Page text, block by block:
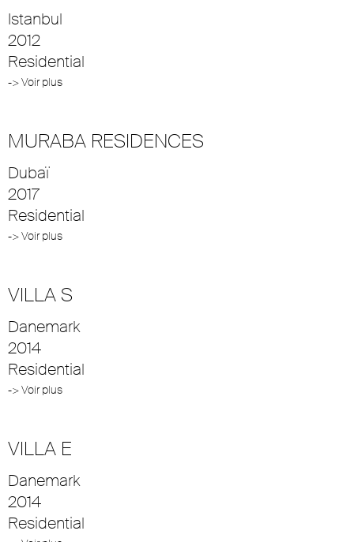
Istanbul
2012
Residential
-> Voir plus
MURABA RESIDENCES
Dubaï
2017
Residential
-> Voir plus
VILLA S
Danemark
2014
Residential
-> Voir plus
VILLA E
Danemark
2014
Residential